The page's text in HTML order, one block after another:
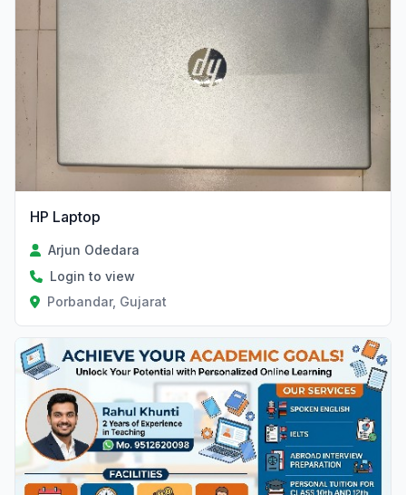
HP Laptop
Arjun Odedara
Login to view
Porbandar, Gujarat